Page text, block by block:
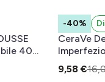
400
-40%
CeraVe
Acneica,
9,58 €